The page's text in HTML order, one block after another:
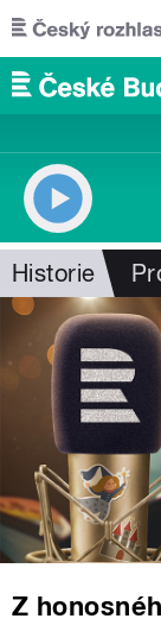
Přejít k hlavnímu
Historie
Z